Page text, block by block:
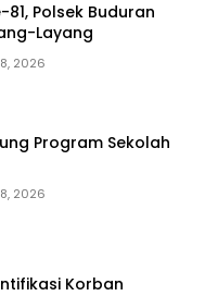
81, Polsek Buduran
Layang
2026
Program Sekolah
2026
Korban